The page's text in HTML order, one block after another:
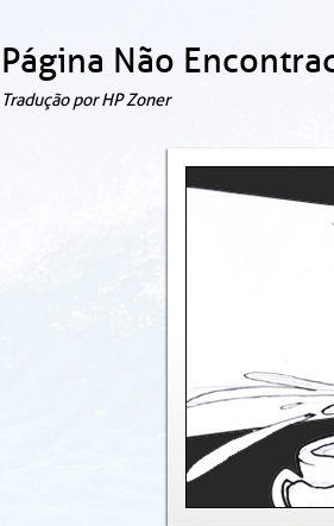
Página Não
Tradução por HP Zoner